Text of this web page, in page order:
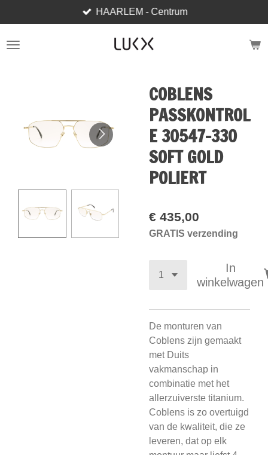
direct
naar
HAARLEM - Centrum
COBLENS
PASSKONTROL
E 30547-330
SOFT GOLD
POLIERT
€ 435,00
GRATIS verzending
In
winkelwagen
De monturen van
Coblens zijn gemaakt
met Duits
vakmanschap in
combinatie met het
allerzuiverste titanium.
Coblens is zo overtuigd
van de kwaliteit, die ze
leveren, dat op elk